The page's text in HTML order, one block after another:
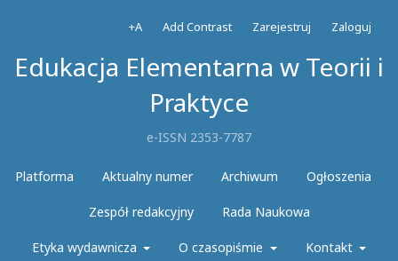
Edukacja Elementarna w Teorii i
Praktyce
e-ISSN 2353-7787
Platforma Aktualny numer Archiwum Ogłoszenia
Zespół redakcyjny Rada Naukowa
Etyka wydawnicza O czasopiśmie Kontakt
+A Add Contrast Zarejestruj Zaloguj